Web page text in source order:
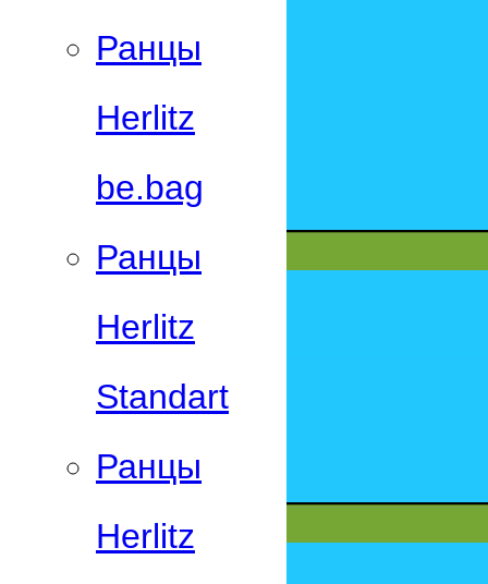
Ранцы
Herlitz
be.bag
Ранцы
Herlitz
Standart
Ранцы
Herlitz